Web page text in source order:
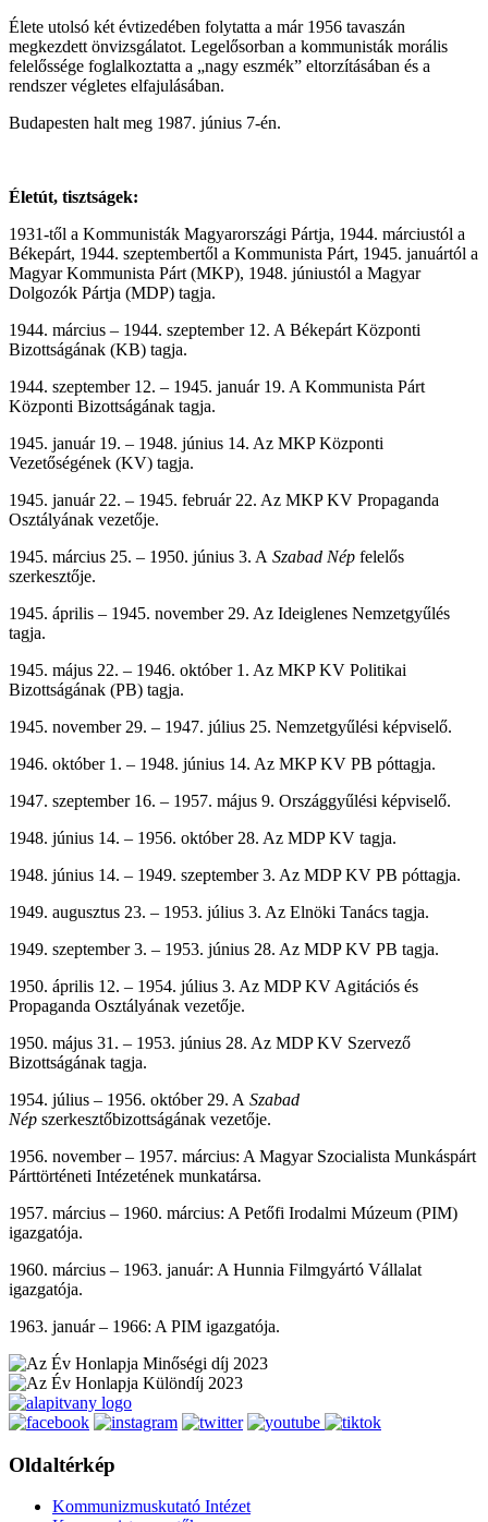
Élete utolsó két évtizedében folytatta a már 1956 tavaszán
megkezdett önvizsgálatot. Legelősorban a kommunisták morális
felelőssége foglalkoztatta a „nagy eszmék” eltorzításában és a
rendszer végletes elfajulásában.
Budapesten halt meg 1987. június 7-én.
Életút, tisztságek:
1931-től a Kommunisták Magyarországi Pártja, 1944. márciustól a
Békepárt, 1944. szeptembertől a Kommunista Párt, 1945. januártól a
Magyar Kommunista Párt (MKP), 1948. júniustól a Magyar
Dolgozók Pártja (MDP) tagja.
1944. március – 1944. szeptember 12. A Békepárt Központi
Bizottságának (KB) tagja.
1944. szeptember 12. – 1945. január 19. A Kommunista Párt
Központi Bizottságának tagja.
1945. január 19. – 1948. június 14. Az MKP Központi
Vezetőségének (KV) tagja.
1945. január 22. – 1945. február 22. Az MKP KV Propaganda
Osztályának vezetője.
1945. március 25. – 1950. június 3. A Szabad Nép felelős
szerkesztője.
1945. április – 1945. november 29. Az Ideiglenes Nemzetgyűlés
tagja.
1945. május 22. – 1946. október 1. Az MKP KV Politikai
Bizottságának (PB) tagja.
1945. november 29. – 1947. július 25. Nemzetgyűlési képviselő.
1946. október 1. – 1948. június 14. Az MKP KV PB póttagja.
1947. szeptember 16. – 1957. május 9. Országgyűlési képviselő.
1948. június 14. – 1956. október 28. Az MDP KV tagja.
1948. június 14. – 1949. szeptember 3. Az MDP KV PB póttagja.
1949. augusztus 23. – 1953. július 3. Az Elnöki Tanács tagja.
1949. szeptember 3. – 1953. június 28. Az MDP KV PB tagja.
1950. április 12. – 1954. július 3. Az MDP KV Agitációs és
Propaganda Osztályának vezetője.
1950. május 31. – 1953. június 28. Az MDP KV Szervező
Bizottságának tagja.
1954. július – 1956. október 29. A Szabad
Nép szerkesztőbizottságának vezetője.
1956. november – 1957. március: A Magyar Szocialista Munkáspárt
Párttörténeti Intézetének munkatársa.
1957. március – 1960. március: A Petőfi Irodalmi Múzeum (PIM)
igazgatója.
1960. március – 1963. január: A Hunnia Filmgyártó Vállalat
igazgatója.
1963. január – 1966: A PIM igazgatója.
Oldaltérkép
Kommunizmuskutató Intézet